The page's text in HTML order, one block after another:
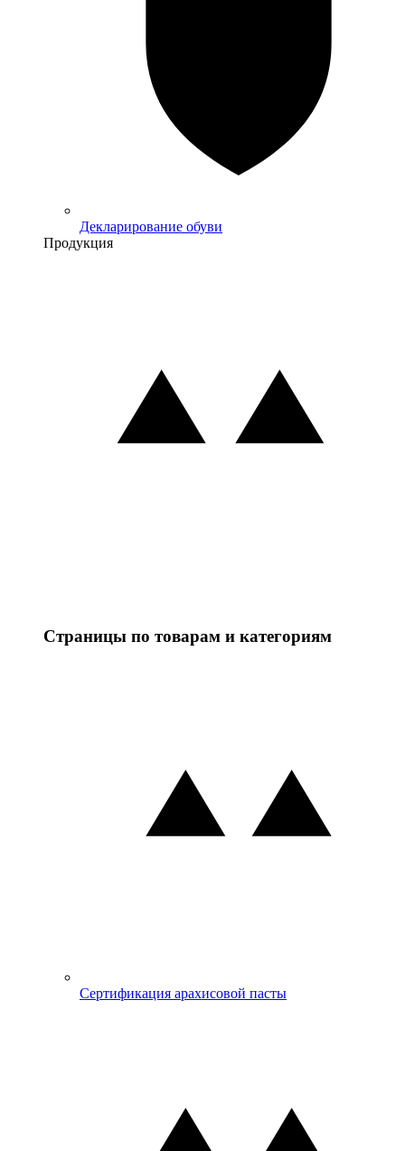
Декларирование обуви
Продукция
Страницы по товарам и категориям
Сертификация арахисовой пасты